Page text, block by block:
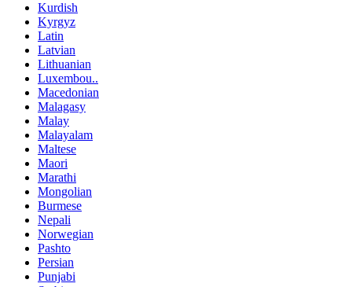
Kurdish
Kyrgyz
Latin
Latvian
Lithuanian
Luxembou..
Macedonian
Malagasy
Malay
Malayalam
Maltese
Maori
Marathi
Mongolian
Burmese
Nepali
Norwegian
Pashto
Persian
Punjabi